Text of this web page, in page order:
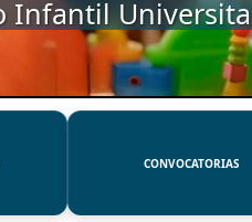
CONVOCATORIAS